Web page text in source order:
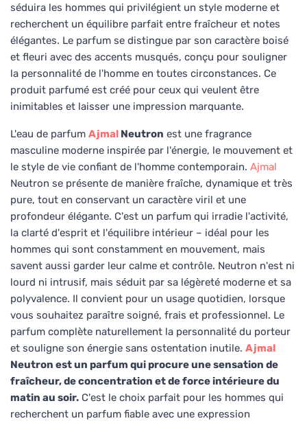
séduira les hommes qui privilégient un style moderne et
recherchent un équilibre parfait entre fraîcheur et notes
élégantes. Le parfum se distingue par son caractère boisé
et fleuri avec des accents musqués, conçu pour souligner
la personnalité de l'homme en toutes circonstances. Ce
produit parfumé est créé pour ceux qui veulent être
inimitables et laisser une impression marquante.
L'eau de parfum Ajmal Neutron est une fragrance
masculine moderne inspirée par l'énergie, le mouvement et
le style de vie confiant de l'homme contemporain. Ajmal
Neutron se présente de manière fraîche, dynamique et très
pure, tout en conservant un caractère viril et une
profondeur élégante. C'est un parfum qui irradie l'activité,
la clarté d'esprit et l'équilibre intérieur – idéal pour les
hommes qui sont constamment en mouvement, mais
savent aussi garder leur calme et contrôle. Neutron n'est ni
lourd ni intrusif, mais séduit par sa légèreté moderne et sa
polyvalence. Il convient pour un usage quotidien, lorsque
vous souhaitez paraître soigné, frais et professionnel. Le
parfum complète naturellement la personnalité du porteur
et souligne son énergie sans ostentation inutile. Ajmal
Neutron est un parfum qui procure une sensation de
fraîcheur, de concentration et de force intérieure du
matin au soir. C'est le choix parfait pour les hommes qui
recherchent un parfum fiable avec une expression